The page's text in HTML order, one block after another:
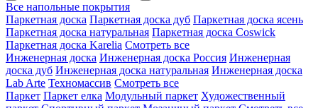
Все напольные покрытия
Паркетная доска Паркетная доска дуб Паркетная доска ясень
Паркетная доска натуральная Паркетная доска Coswick
Паркетная доска Karelia Смотреть все
Инженерная доска Инженерная доска Россия Инженерная
доска дуб Инженерная доска натуральная Инженерная доска
Lab Arte Техномассив Смотреть все
Паркет Паркет елка Модульный паркет Художественный